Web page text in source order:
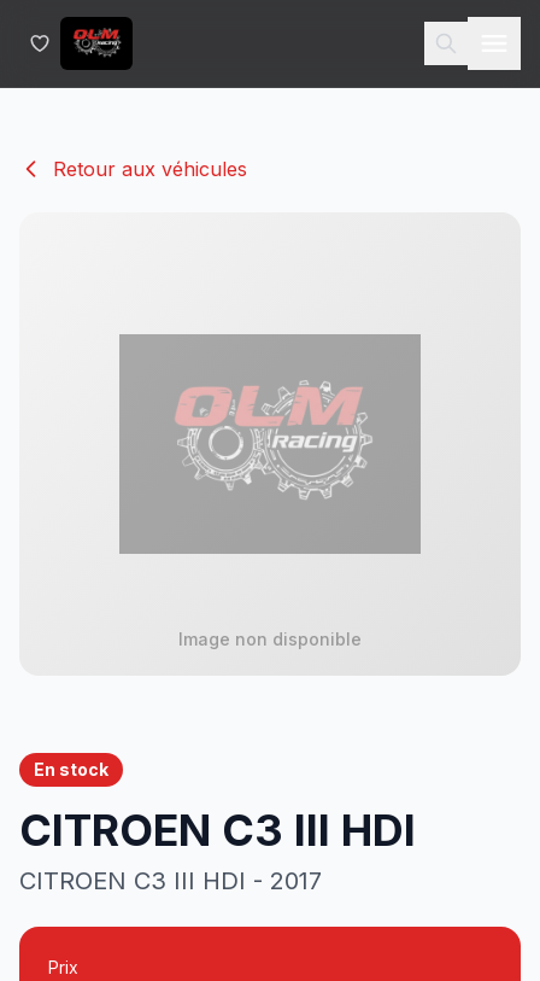
Retour aux véhicules
En stock
CITROEN C3 III HDI
CITROEN C3 III HDI - 2017
Prix